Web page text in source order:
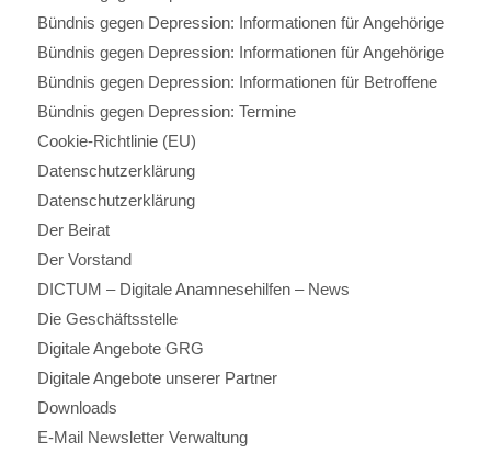
Bündnis gegen Depression: Informationen für Angehörige
Bündnis gegen Depression: Informationen für Angehörige
Bündnis gegen Depression: Informationen für Betroffene
Bündnis gegen Depression: Termine
Cookie-Richtlinie (EU)
Datenschutzerklärung
Datenschutzerklärung
Der Beirat
Der Vorstand
DICTUM – Digitale Anamnesehilfen – News
Die Geschäftsstelle
Digitale Angebote GRG
Digitale Angebote unserer Partner
Downloads
E-Mail Newsletter Verwaltung